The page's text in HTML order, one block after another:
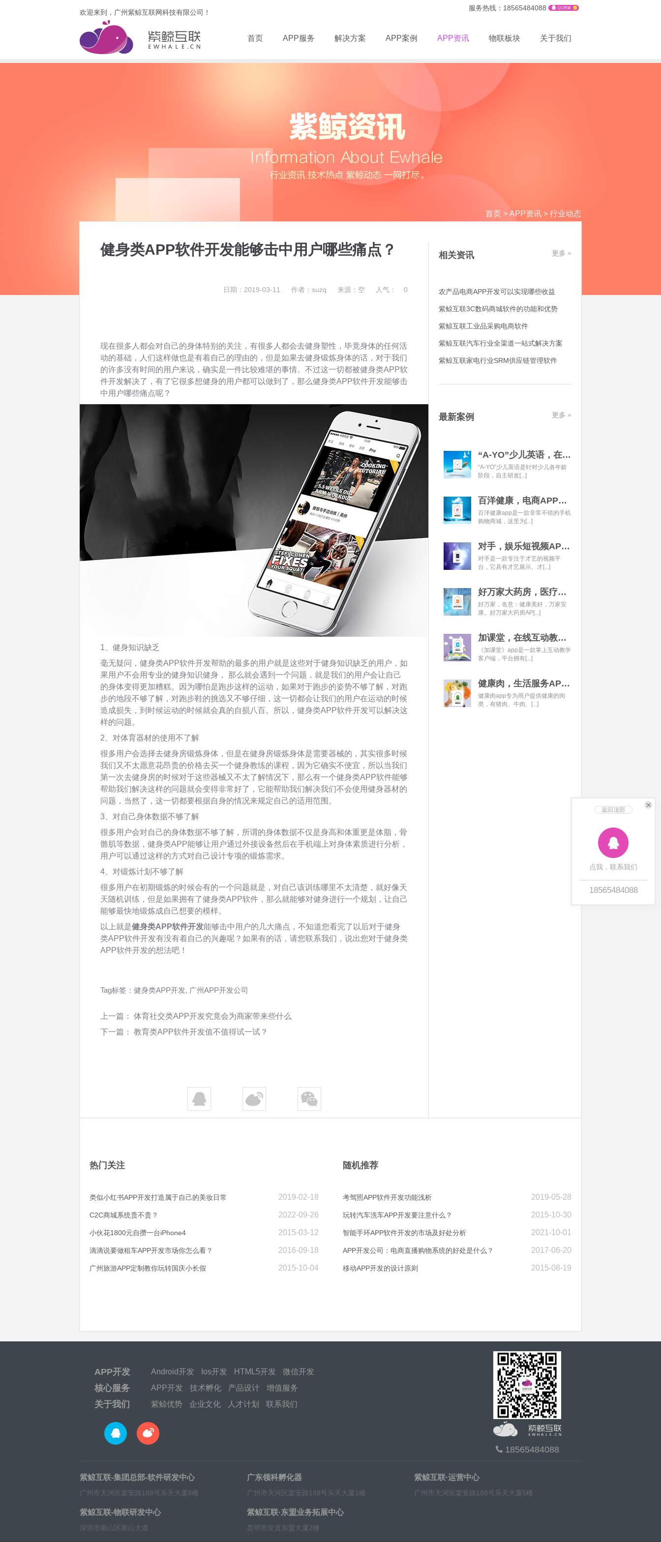
欢迎来到，广州紫鲸互联网科技有限公司！
服务热线：18565484088
首页 APP服务 解决方案 APP案例 APP资讯 物联板块 关于我们
返回顶部
点我，联系我们
18565484088
首页 > APP资讯 > 行业动态
健身类APP软件开发能够击中用户哪些痛点？
日期：2019-03-11 作者：suzq 来源：空 人气： 0
现在很多人都会对自己的身体特别的关注，有很多人都会去健身塑性，毕竟身体的任何活
动的基础，人们这样做也是有着自己的理由的，但是如果去健身锻炼身体的话，对于我们
的许多没有时间的用户来说，确实是一件比较难堪的事情。不过这一切都被健身类APP软
件开发解决了，有了它很多想健身的用户都可以做到了，那么健身类APP软件开发能够击
中用户哪些痛点呢？
1、健身知识缺乏
毫无疑问，健身类APP软件开发帮助的最多的用户就是这些对于健身知识缺乏的用户，如
果用户不会用专业的健身知识健身， 那么就会遇到一个问题，就是我们的用户会让自己
的身体变得更加糟糕。因为哪怕是跑步这样的运动，如果对于跑步的姿势不够了解，对跑
步的地段不够了解，对跑步鞋的挑选又不够仔细，这一切都会让我们的用户在运动的时候
造成损失，到时候运动的时候就会真的自损八百。所以，健身类APP软件开发可以解决这
样的问题。
2、对体育器材的使用不了解
很多用户会选择去健身房锻炼身体，但是在健身房锻炼身体是需要器械的，其实很多时候
我们又不太愿意花昂贵的价格去买一个健身教练的课程，因为它确实不便宜，所以当我们
第一次去健身房的时候对于这些器械又不太了解情况下，那么有一个健身类APP软件能够
帮助我们解决这样的问题就会变得非常好了，它能帮助我们解决我们不会使用健身器材的
问题，当然了，这一切都要根据自身的情况来规定自己的适用范围。
3、对自己身体数据不够了解
很多用户会对自己的身体数据不够了解，所谓的身体数据不仅是身高和体重更是体脂，骨
骼肌等数据，健身类APP能够让用户通过外接设备然后在手机端上对身体素质进行分析，
用户可以通过这样的方式对自己设计专项的锻炼需求。
4、对锻炼计划不够了解
很多用户在初期锻炼的时候会有的一个问题就是，对自己该训练哪里不太清楚，就好像天
天随机训练，但是如果拥有了健身类APP软件，那么就能够对健身进行一个规划，让自己
能够最快地锻炼成自己想要的模样。
以上就是健身类APP软件开发能够击中用户的几大痛点，不知道您看完了以后对于健身
类APP软件开发有没有着自己的兴趣呢？如果有的话，请您联系我们，说出您对于健身类
APP软件开发的想法吧！
Tag标签： 健身类APP开发, 广州APP开发公司
上一篇： 体育社交类APP开发究竟会为商家带来些什么
下一篇： 教育类APP软件开发值不值得试一试？
相关资讯 更多 »
农产品电商APP开发可以实现哪些收益
紫鲸互联3C数码商城软件的功能和优势
紫鲸互联工业品采购电商软件
紫鲸互联汽车行业全渠道一站式解决方案
紫鲸互联家电行业SRM供应链管理软件
最新案例 更多 »
“A-YO”少儿英语，在线语言学习平台开发经典案例
“A-YO”少儿英语是针对少儿各年龄
阶段，自主研发[...]
百洋健康，电商APP开发经典案例
百洋健康app是一款非常不错的手机
购物商城，这里为[...]
对手，娱乐短视频APP开发经典案例
对手是一款专注于才艺的视频平
台，它具有才艺展示、才[...]
好万家大药房，医疗健康APP开发经典案例
好万家，名意：健康美好，万家安
康。好万家大药房AP[...]
加课堂，在线互动教育APP经典案例
《加课堂》app是一款掌上互动教学
客户端，平台拥有[...]
健康肉，生活服务APP开发经典案例
健康肉app专为用户提供健康的肉
类，有猪肉、牛肉、[...]
热门关注
2019-02-18
类似小红书APP开发打造属于自己的美妆日常
2022-09-26
C2C商城系统贵不贵？
2015-03-12
小伙花1800元自攒一台iPhone4
2016-09-18
滴滴说要做租车APP开发市场你怎么看？
2015-10-04
广州旅游APP定制教你玩转国庆小长假
随机推荐
2019-05-28
考驾照APP软件开发功能浅析
2015-10-30
玩转汽车洗车APP开发要注意什么？
2021-10-01
智能手环APP软件开发的市场及好处分析
2017-06-20
APP开发公司：电商直播购物系统的好处是什么？
2015-08-19
移动APP开发的设计原则
APP开发 Android开发 Ios开发 HTML5开发 微信开发
核心服务 APP开发 技术孵化 产品设计 增值服务
关于我们 紫鲸优势 企业文化 人才计划 联系我们
18565484088
紫鲸互联-集团总部-软件研发中心
广州市天河区棠安路188号乐天大厦8楼
广东领科孵化器
广州市天河区棠安路188号乐天大厦1楼
紫鲸互联·运营中心
广州市天河区棠安路188号乐天大厦5楼
紫鲸互联-物联研发中心
深圳市南山区南山大道
紫鲸互联·东盟业务拓展中心
昆明市呈贡东盟大厦2楼